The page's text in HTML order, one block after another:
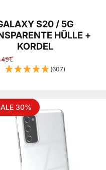
S20 / 5G
HÜLLE +
KORDEL
(607)
30%